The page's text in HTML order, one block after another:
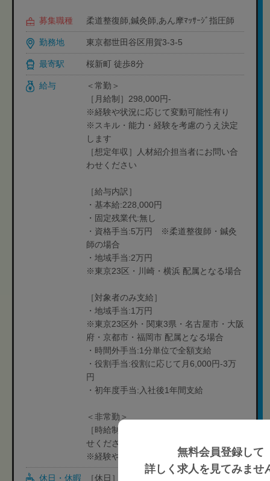
募集職種 柔道整復師,鍼灸師,あん摩ﾏｯｻｰｼﾞ指圧師
勤務地 東京都世田谷区用賀3-3-5
最寄駅 桜新町 徒歩8分
給与
＜常勤＞
［月給制］298,000円-
※経験や状況に応じて変動可能性有り
※スキル・能力・経験を考慮のうえ決定
します
［想定年収］人材紹介担当者にお問い合
わせください
［給与内訳］
・基本給:228,000円
・固定残業代:無し
・資格手当:5万円 ※柔道整復師・鍼灸
師の場合
・地域手当:2万円
※東京23区・川崎・横浜 配属となる場合
［対象者のみ支給］
・地域手当:1万円
※東京23区外・関東3県・名古屋市・大阪
府・京都市・福岡市 配属となる場合
・時間外手当:1分単位で全額支給
・役割手当:役割に応じて月6,000円-3万
円
・初年度手当:入社後1年間支給
＜非常勤＞
［時給制］人材紹介担当者にお問い合わ
せください
※経験や状況に応じて変動可能性有り
休日・休暇 ［休日］ 月9日-11日休み
無料会員登録して
詳しく求人を見てみませ